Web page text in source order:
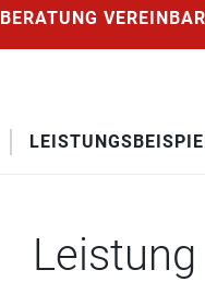
BERATUNG
Leistung